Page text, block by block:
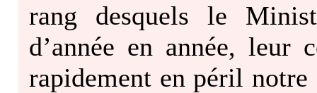
rang desquels le
d’année en année,
rapidement en péril notre